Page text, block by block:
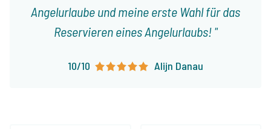
Angelurlaube und meine erste Wahl für das
Reservieren eines Angelurlaubs!
10/10 Alijn Danau